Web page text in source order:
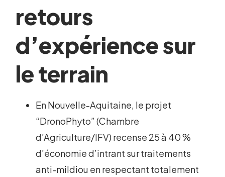
retours
d’expérience sur
le terrain
En Nouvelle-Aquitaine, le projet
“DronoPhyto” (Chambre
d’Agriculture/IFV) recense 25 à 40 %
d’économie d’intrant sur traitements
anti-mildiou en respectant totalement